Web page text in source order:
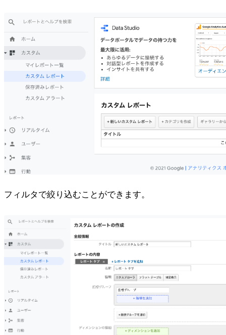
フィルタで絞り込むことができます。